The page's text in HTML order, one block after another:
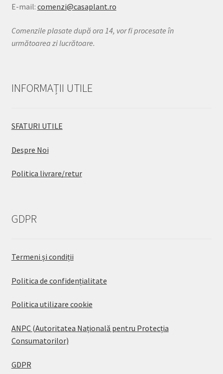
E-mail: comenzi@casaplant.ro
Comenzile plasate după ora 14, vor fi procesate în
următoarea zi lucrătoare.
INFORMAȚII UTILE
SFATURI UTILE
Despre Noi
Politica livrare/retur
GDPR
Termeni și condiții
Politica de confidențialitate
Politica utilizare cookie
ANPC (Autoritatea Națională pentru Protecția
Consumatorilor)
GDPR